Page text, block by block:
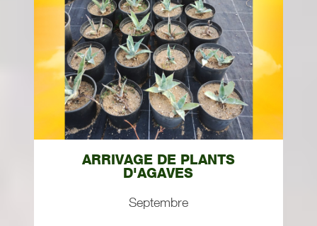
ARRIVAGE DE PLANTS
D'AGAVES
Septembre